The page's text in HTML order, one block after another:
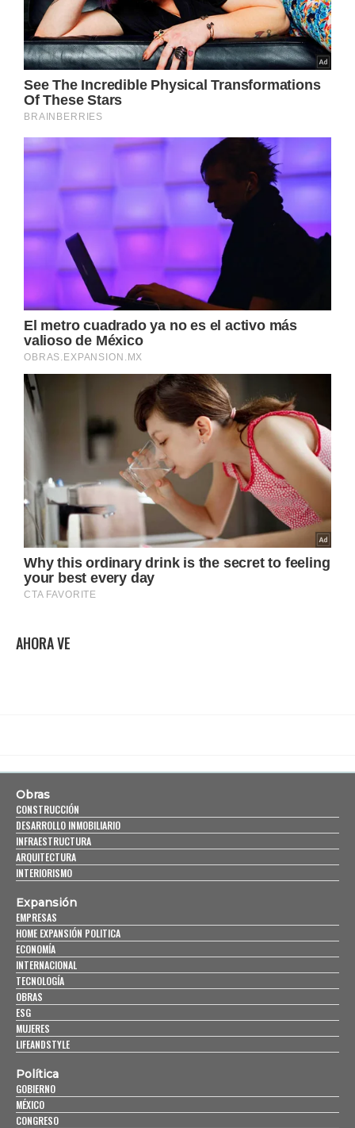
AHORA VE
Obras
CONSTRUCCIÓN
DESARROLLO INMOBILIARIO
INFRAESTRUCTURA
ARQUITECTURA
INTERIORISMO
Expansión
EMPRESAS
HOME EXPANSIÓN POLITICA
ECONOMÍA
INTERNACIONAL
TECNOLOGÍA
OBRAS
ESG
MUJERES
LIFEANDSTYLE
Política
GOBIERNO
MÉXICO
CONGRESO